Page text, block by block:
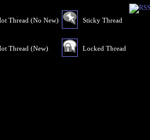
Thread (No New)
Thread (New)
Sticky Thread
Locked Thread